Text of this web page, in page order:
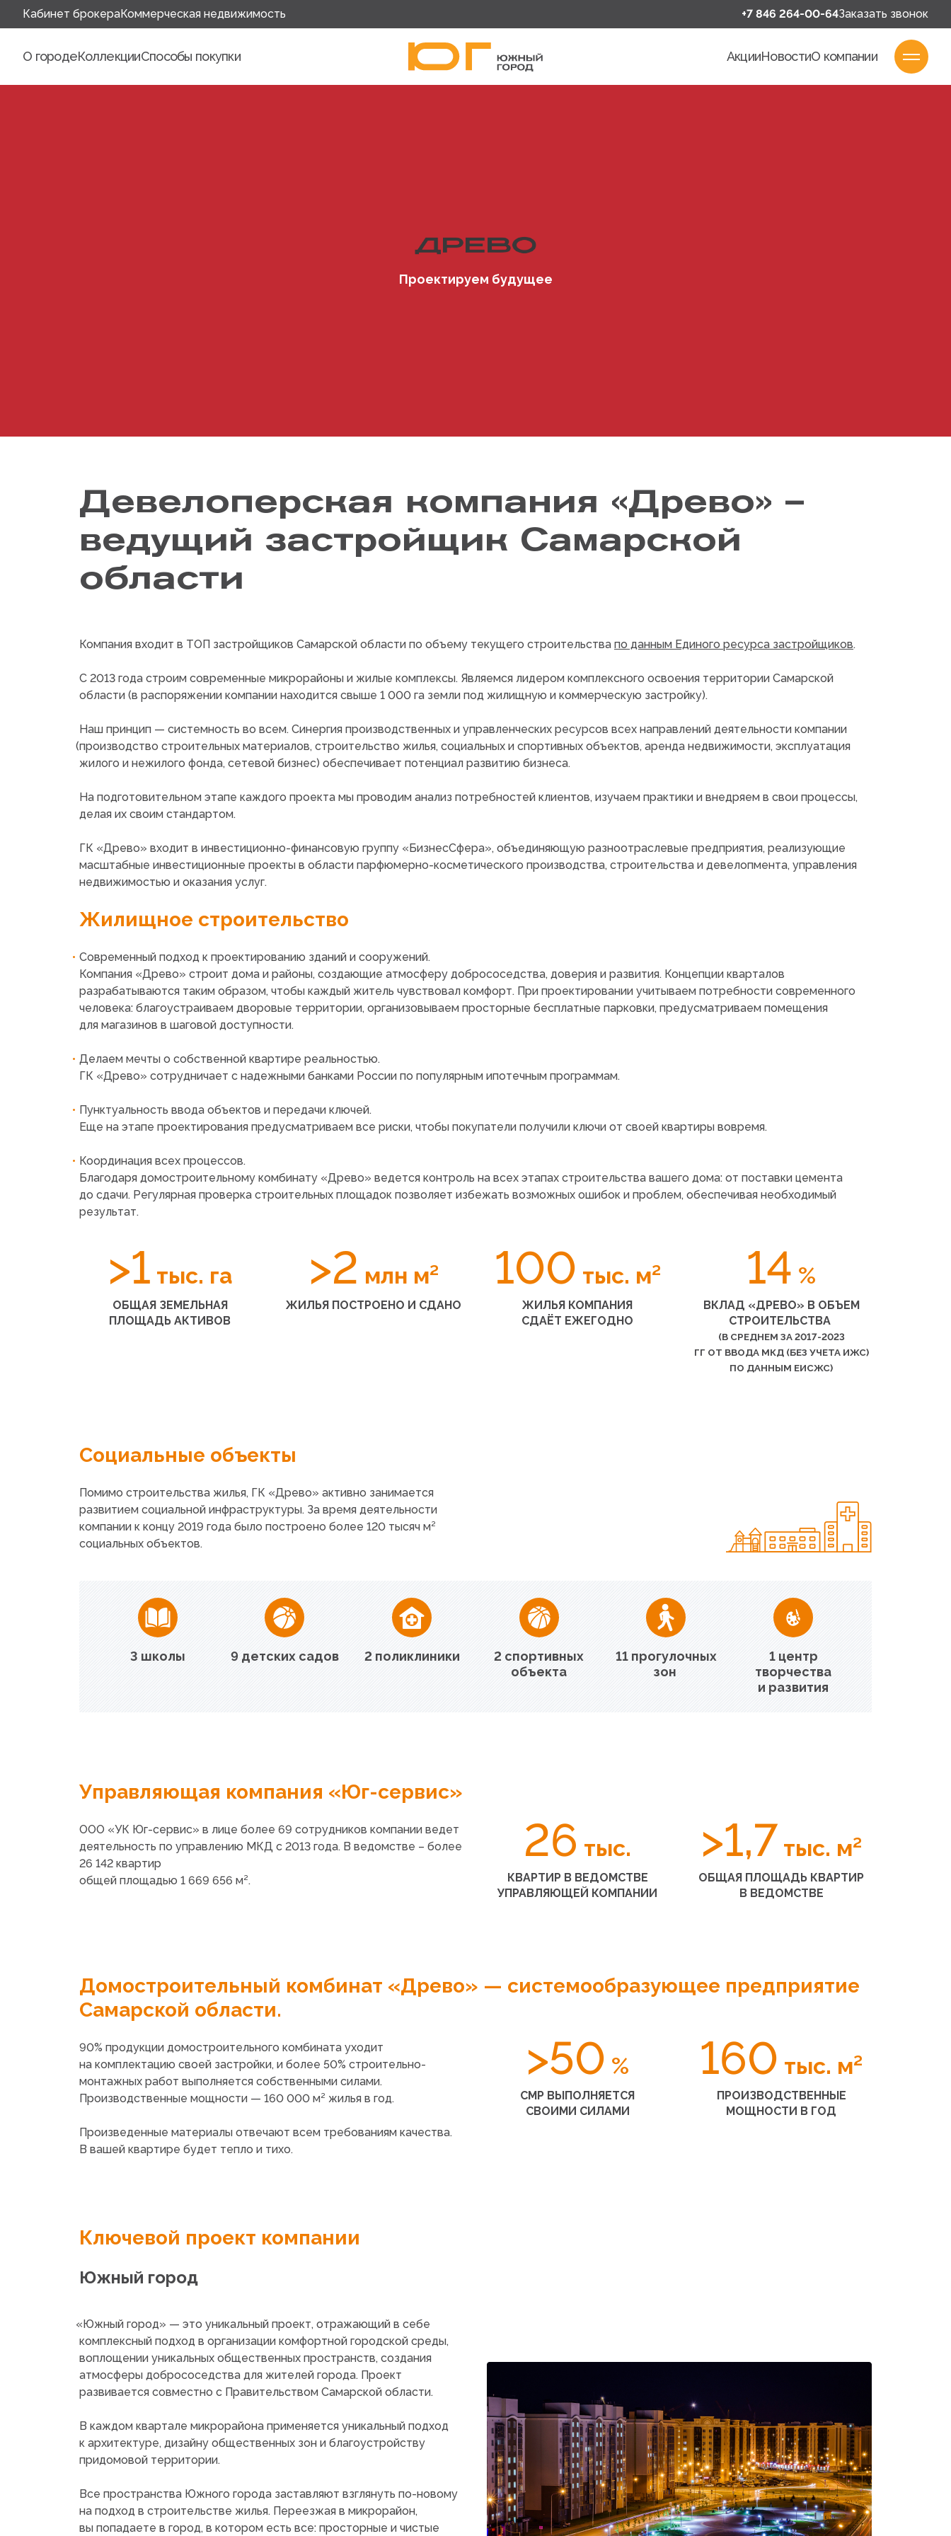
Кабинет брокераКоммерческая недвижимость +7 846 264-00-64Заказать звонок
О городеКоллекцииСпособы покупки АкцииНовостиО компании
Проектируем будущее
Девелоперская компания «Древо» –
ведущий застройщик Самарской
области
Компания входит в ТОП застройщиков Самарской области по объему текущего строительства по данным Единого ресурса застройщиков.
С 2013 года строим современные микрорайоны и жилые комплексы. Являемся лидером комплексного освоения территории Самарской
области (в распоряжении компании находится свыше 1 000 га земли под жилищную и коммерческую застройку).
Наш принцип — системность во всем. Синергия производственных и управленческих ресурсов всех направлений деятельности компании
(производство строительных материалов, строительство жилья, социальных и спортивных объектов, аренда недвижимости, эксплуатация
жилого и нежилого фонда, сетевой бизнес) обеспечивает потенциал развитию бизнеса.
На подготовительном этапе каждого проекта мы проводим анализ потребностей клиентов, изучаем практики и внедряем в свои процессы,
делая их своим стандартом.
ГК «Древо» входит в инвестиционно-финансовую группу «БизнесСфера», объединяющую разноотраслевые предприятия, реализующие
масштабные инвестиционные проекты в области парфюмерно-косметического производства, строительства и девелопмента, управления
недвижимостью и оказания услуг.
Жилищное строительство
Современный подход к проектированию зданий и сооружений.
Компания «Древо» строит дома и районы, создающие атмосферу добрососедства, доверия и развития. Концепции кварталов
разрабатываются таким образом, чтобы каждый житель чувствовал комфорт. При проектировании учитываем потребности современного
человека: благоустраиваем дворовые территории, организовываем просторные бесплатные парковки, предусматриваем помещения
для магазинов в шаговой доступности.
Делаем мечты о собственной квартире реальностью.
ГК «Древо» сотрудничает с надежными банками России по популярным ипотечным программам.
Пунктуальность ввода объектов и передачи ключей.
Еще на этапе проектирования предусматриваем все риски, чтобы покупатели получили ключи от своей квартиры вовремя.
Координация всех процессов.
Благодаря домостроительному комбинату «Древо» ведется контроль на всех этапах строительства вашего дома: от поставки цемента
до сдачи. Регулярная проверка строительных площадок позволяет избежать возможных ошибок и проблем, обеспечивая необходимый
результат.
>1 тыс. га
ОБЩАЯ ЗЕМЕЛЬНАЯ
ПЛОЩАДЬ АКТИВОВ
>2 млн м²
ЖИЛЬЯ ПОСТРОЕНО И СДАНО
100 тыс. м²
ЖИЛЬЯ КОМПАНИЯ
СДАЁТ ЕЖЕГОДНО
14 %
ВКЛАД «ДРЕВО» В ОБЪЕМ
СТРОИТЕЛЬСТВА
(ВСРЕДНЕМ ЗА 2017-2023
ГГ ОТ ВВОДА МКД (БЕЗ УЧЕТА ИЖС)
ПО ДАННЫМ ЕИСЖС)
Социальные объекты
Помимо строительства жилья, ГК «Древо» активно занимается
развитием социальной инфраструктуры. За время деятельности
компании к концу 2019 года было построено более 120 тысяч м²
социальных объектов.
3 школы 9 детских садов 2 поликлиники
2 спортивных
объекта
11 прогулочных
зон
1 центр
творчества
и развития
Управляющая компания «Юг-сервис»
ООО «УК Юг-сервис» в лице более 69 сотрудников компании ведет
деятельность по управлению МКД с 2013 года. В ведомстве – более
26 142 квартир
общей площадью 1 669 656 м².
26 тыс.
КВАРТИР В ВЕДОМСТВЕ
УПРАВЛЯЮЩЕЙ КОМПАНИИ
>1,7 тыс. м²
ОБЩАЯ ПЛОЩАДЬ КВАРТИР
В ВЕДОМСТВЕ
Домостроительный комбинат «Древо» — системообразующее предприятие
Самарской области.
90% продукции домостроительного комбината уходит
на комплектацию своей застройки, и более 50% строительно-
монтажных работ выполняется собственными силами.
Производственные мощности — 160 000 м² жилья в год.
Произведенные материалы отвечают всем требованиям качества.
В вашей квартире будет тепло и тихо.
>50 %
СМР ВЫПОЛНЯЕТСЯ
СВОИМИ СИЛАМИ
160 тыс. м²
ПРОИЗВОДСТВЕННЫЕ
МОЩНОСТИ В ГОД
Ключевой проект компании
Южный город
«Южный город» — это уникальный проект, отражающий в себе
комплексный подход в организации комфортной городской среды,
воплощении уникальных общественных пространств, создания
атмосферы добрососедства для жителей города. Проект
развивается совместно с Правительством Самарской области.
В каждом квартале микрорайона применяется уникальный подход
к архитектуре, дизайну общественных зон и благоустройству
придомовой территории.
Все пространства Южного города заставляют взглянуть по-новому
на подход в строительстве жилья. Переезжая в микрорайон,
вы попадаете в город, в котором есть все: просторные и чистые